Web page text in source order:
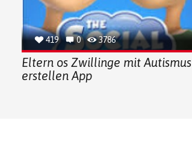
419 0 3786
Eltern os Zwillinge mit Autismus
erstellen App